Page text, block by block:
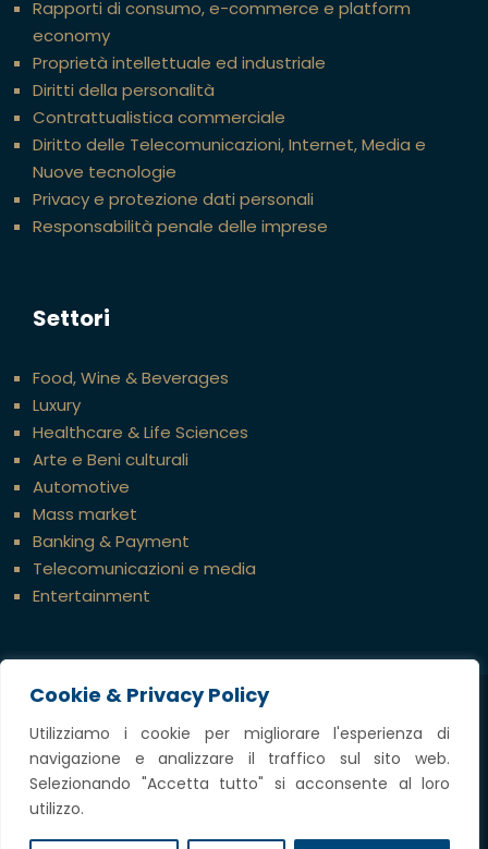
Cookie & Privacy Policy
Utilizziamo i cookie per migliorare l'esperienza di
navigazione e analizzare il traffico sul sito web.
Selezionando "Accetta tutto" si acconsente al loro
utilizzo.
Rapporti di consumo, e-commerce e platform
economy
Proprietà intellettuale ed industriale
Diritti della personalità
Contrattualistica commerciale
Diritto delle Telecomunicazioni, Internet, Media e
Nuove tecnologie
Privacy e protezione dati personali
Responsabilità penale delle imprese
Settori
Food, Wine & Beverages
Luxury
Healthcare & Life Sciences
Arte e Beni culturali
Automotive
Mass market
Banking & Payment
Telecomunicazioni e media
Entertainment
Credits
Copyright @ 2023 Tavella Avvocati Associati,